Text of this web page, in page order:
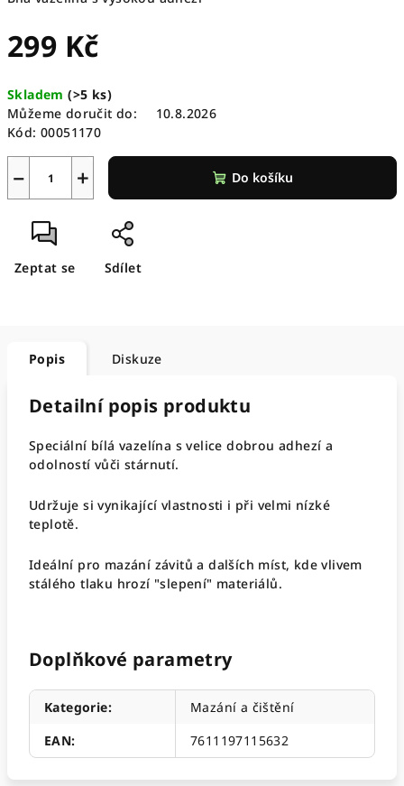
299 Kč
cena:
Skladem(>5 ks)
Můžeme doručit do:
10.8.2026
Kód: 00051170
+
− Do košíku
Zeptat se Sdílet
Popis Diskuze
Detailní popis produktu
Speciální bílá vazelína s velice dobrou adhezí a
odolností vůči stárnutí.
Udržuje si vynikající vlastnosti i při velmi nízké
teplotě.
Ideální pro mazání závitů a dalších míst, kde vlivem
stálého tlaku hrozí "slepení" materiálů.
Doplňkové parametry
Kategorie:
Mazání a čištění
EAN: 7611197115632